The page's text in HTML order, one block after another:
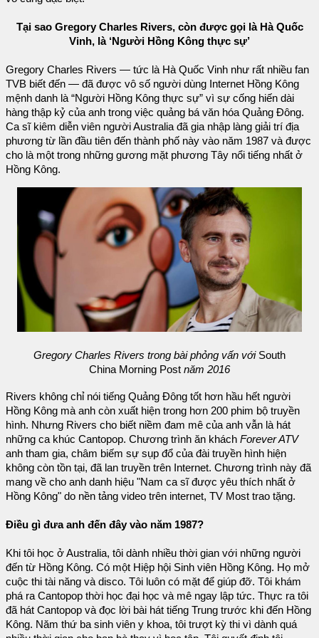
Tại sao Gregory Charles Rivers, còn được gọi là Hà Quốc
Vinh, là ‘Người Hồng Kông thực sự’
Gregory Charles Rivers — tức là Hà Quốc Vinh như rất nhiều fan
TVB biết đến — đã được vô số người dùng Internet Hồng Kông
mệnh danh là “Người Hồng Kông thực sự” vì sự cống hiến dài
hàng thập kỷ của anh trong việc quảng bá văn hóa Quảng Đông.
Ca sĩ kiêm diễn viên người Australia đã gia nhập làng giải trí địa
phương từ lần đầu tiên đến thành phố này vào năm 1987 và được
cho là một trong những gương mặt phương Tây nổi tiếng nhất ở
Hồng Kông.
Gregory Charles Rivers trong bài phỏng vấn vớiSouth
China Morning Post năm 2016
Rivers không chỉ nói tiếng Quảng Đông tốt hơn hầu hết người
Hồng Kông mà anh còn xuất hiện trong hơn 200 phim bộ truyền
hình. Nhưng Rivers cho biết niềm đam mê của anh vẫn là hát
những ca khúc Cantopop. Chương trình ăn khách Forever ATV
anh tham gia, châm biếm sự sụp đổ của đài truyền hình hiện
không còn tồn tại, đã lan truyền trên Internet. Chương trình này đã
mang về cho anh danh hiệu "Nam ca sĩ được yêu thích nhất ở
Hồng Kông" do nền tảng video trên internet, TV Most trao tặng.
Điều gì đưa anh đến đây vào năm 1987?
Khi tôi học ở Australia, tôi dành nhiều thời gian với những người
đến từ Hồng Kông. Có một Hiệp hội Sinh viên Hồng Kông. Họ mở
cuộc thi tài năng và disco. Tôi luôn có mặt để giúp đỡ. Tôi khám
phá ra Cantopop thời học đại học và mê ngay lập tức. Thực ra tôi
đã hát Cantopop và đọc lời bài hát tiếng Trung trước khi đến Hồng
Kông. Năm thứ ba sinh viên y khoa, tôi trượt kỳ thi vì dành quá